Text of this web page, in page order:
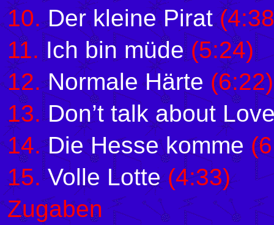
10.Der kleine Pirat
11.Ich bin müde(5:24)
12.Normale Härte (6:22)
13.Don’t talk about
14.Die Hesse komme
15.Volle Lotte(4:33)
Zugaben